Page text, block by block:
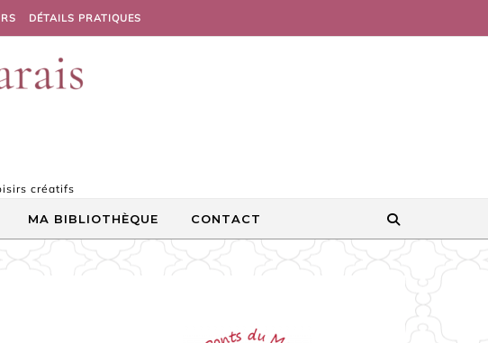
DÉTAILS PRATIQUES
créatifs
MA BIBLIOTHÈQUE CONTACT